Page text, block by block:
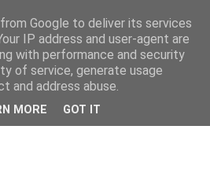
Google to deliver its services
IP address and user-agent are
with performance and security
of service, generate usage
and address abuse.
MORE GOT IT